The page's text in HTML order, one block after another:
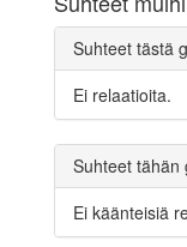
Suhteet tästä
Ei relaatioita.
Suhteet tähän
Ei käänteisiä